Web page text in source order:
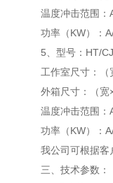
温度冲击范围
功率（KW）：
5、型号：HT/
工作室尺寸：
外箱尺寸：（
温度冲击范围
功率（KW）：
我公司可根据客
三、技术参数：